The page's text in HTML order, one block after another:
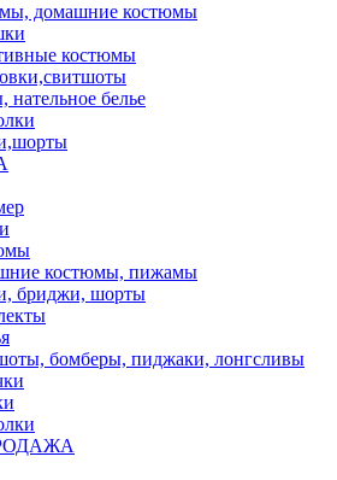
домашние костюмы
костюмы
нательное белье
костюмы, пижамы
бриджи, шорты
бомберы, пиджаки, лонгсливы